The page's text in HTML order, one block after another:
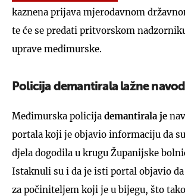
kaznena prijava mjerodavnom
te će se predati pritvorskom
uprave međimurske.
Policija demantirala lažne
Međimurska policija demantirala je
portala koji je objavio informaciju da
djela dogodila u krugu Županijske
Istaknuli su i da je isti portal objavio
za počiniteljem koji je u bijegu, što